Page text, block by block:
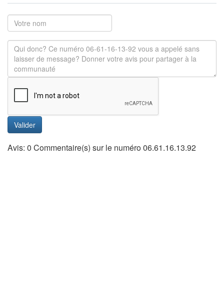
Valider
Avis: 0 Commentaire(s) sur le numéro 06.61.16.13.92